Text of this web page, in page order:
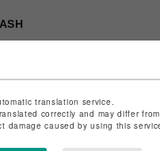
く表記はこちら
ちら
translation service.
correctly and may differ
caused by using this